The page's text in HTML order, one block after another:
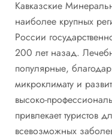
Кавказские
наиболее крупных
России
200 лет назад.
популярные,
микроклимату и
высоко-
привлекает туристов
всевозможных